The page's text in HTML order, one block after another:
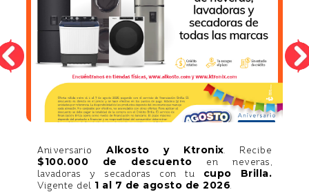
AniversarioAlkosto y Ktronix. Recibe
$100.000 de descuento en neveras,
lavadoras y secadoras con tu cupo Brilla.
Vigente del 1 al 7 de agosto de 2026.